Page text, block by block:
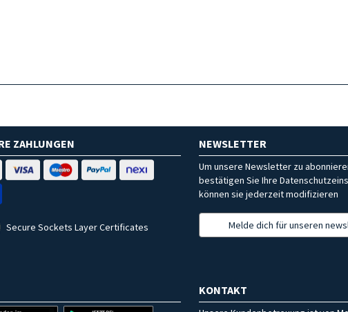
ZAHLUNGEN
Secure Sockets Layer Certificates
NEWSLETTER
Um unsere Newsletter zu
bestätigen Sie Ihre
können sie jederzeit modifizieren
Melde dich für unseren
KONTAKT